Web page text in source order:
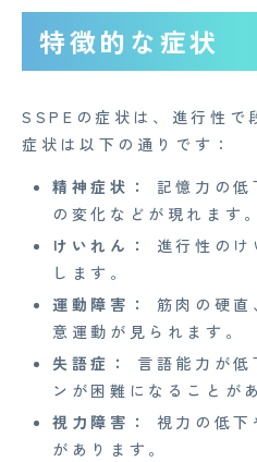
特徴的な症状
SSPEの症状は、進行性で
症状は以下の通りです：
精神症状：
記憶力の
の変化などが現れます。
けいれん：
進行性の
します。
運動障害：
筋肉の硬
意運動が見られます。
失語症：
言語能力が低
ンが困難になることが
視力障害：
視力の低下
があります。